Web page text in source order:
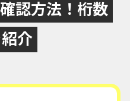
認方法！桁数
介